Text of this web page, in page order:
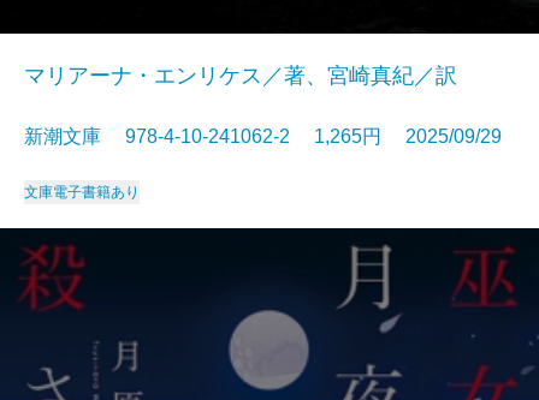
マリアーナ・エンリケス／著、宮崎真紀／訳
新潮文庫 978-4-10-241062-2 1,265円 2025/09/29
文庫電子書籍あり